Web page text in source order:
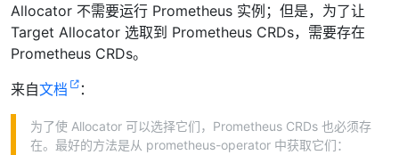
Allocator 不需要运行 Prometheus 实例；但是，为了让
Target Allocator 选取到 Prometheus CRDs，需要存在
Prometheus CRDs。
来自文档 ：
为了使 Allocator 可以选择它们，Prometheus CRDs 也必须存
在。最好的方法是从 prometheus-operator 中获取它们：